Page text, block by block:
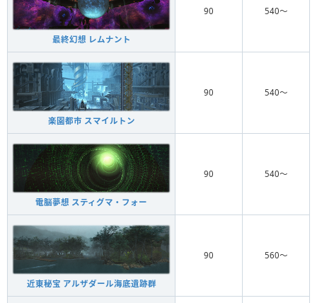
最終幻想 レムナント
90 540〜
楽園都市 スマイルトン
90 540〜
電脳夢想 スティグマ・フォー
90 540〜
近東秘宝 アルザダール海底遺跡群
90 560〜